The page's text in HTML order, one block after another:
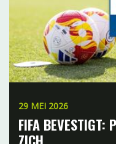
29 MEI 2026
FIFA BEVESTIGT:
ZICH